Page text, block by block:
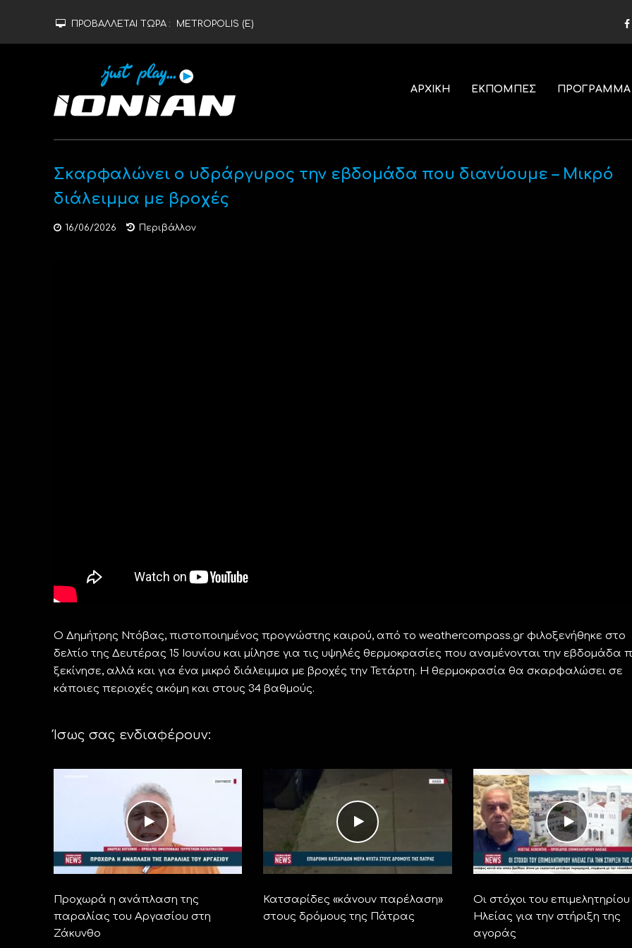
ΠΡΟΒΑΛΛΕΤΑΙ ΤΩΡΑ : METROPOLIS (Ε)
ΑΡΧΙΚΗ ΕΚΠΟΜΠΕΣ ΠΡΟΓΡΑΜΜΑ
Σκαρφαλώνει ο υδράργυρος την εβδομάδα που διανύουμε – Μικρό
διάλειμμα με βροχές
16/06/2026 Περιβάλλον
Ο Δημήτρης Ντόβας, πιστοποιημένος προγνώστης καιρού, από το weathercompass.gr φιλοξενήθηκε στο
δελτίο της Δευτέρας 15 Ιουνίου και μίλησε για τις υψηλές θερμοκρασίες που αναμένονται την εβδομάδα
ξεκίνησε, αλλά και για ένα μικρό διάλειμμα με βροχές την Τετάρτη. Η θερμοκρασία θα σκαρφαλώσει σε
κάποιες περιοχές ακόμη και στους 34 βαθμούς.
Ίσως σας ενδιαφέρουν:
Προχωρά η ανάπλαση της
παραλίας του Αργασίου στη
Ζάκυνθο
Κατσαρίδες «κάνουν παρέλαση»
στους δρόμους της Πάτρας
Οι στόχοι του επιμελητηρίου
Ηλείας για την στήριξη της
αγοράς